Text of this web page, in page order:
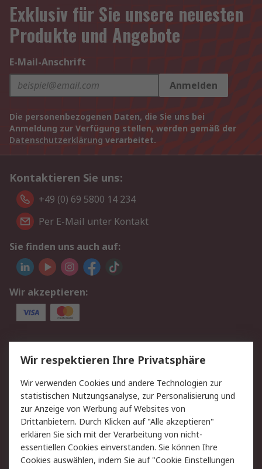
Exklusiv für Sie unsere neuesten
Produkte und Angebote
E-Mail-Anschrift
Anmelden
Die personenbezogenen Daten, die Sie uns bei
Anmeldung zur Verfügung stellen, werden gemäß der
Datenschutzerklärung verarbeitet.
Kontaktieren Sie uns:
+49 (0) 69 5800 14 234
Per E-Mail unter Kontakt
Sie finden uns auch auf:
Wir akzeptieren:
Service
Value Added Services
Lieferlösungen
Rücksendungen
Kontakt
Hilfe
Privatkunden
Rechtliches
AGB
Datenschutz
Wir respektieren Ihre Privatsphäre
Wir verwenden Cookies und andere Technologien zur
statistischen Nutzungsanalyse, zur Personalisierung und
zur Anzeige von Werbung auf Websites von
Drittanbietern. Durch Klicken auf "Alle akzeptieren"
erklären Sie sich mit der Verarbeitung von nicht-
essentiellen Cookies einverstanden. Sie können Ihre
Cookies auswählen, indem Sie auf "Cookie Einstellungen